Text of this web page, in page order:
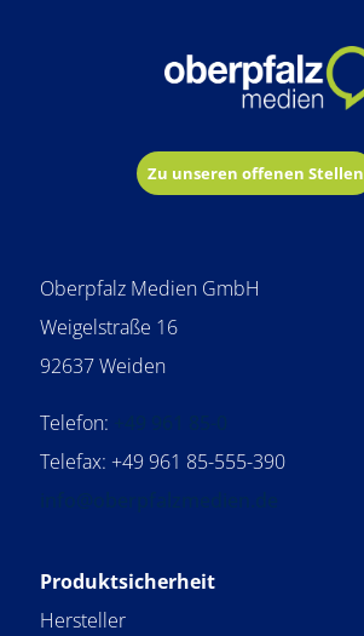
Zu unseren offenen Stellen
Oberpfalz Medien GmbH
Weigelstraße 16
92637 Weiden
Telefon:
+49 961 85-0
Telefax: +49 961 85-555-390
info@oberpfalzmedien.de
Produktsicherheit
Hersteller